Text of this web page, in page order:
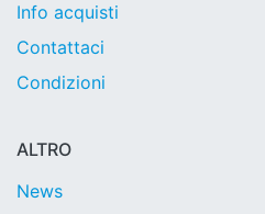
Info acquisti
Contattaci
Condizioni
ALTRO
News